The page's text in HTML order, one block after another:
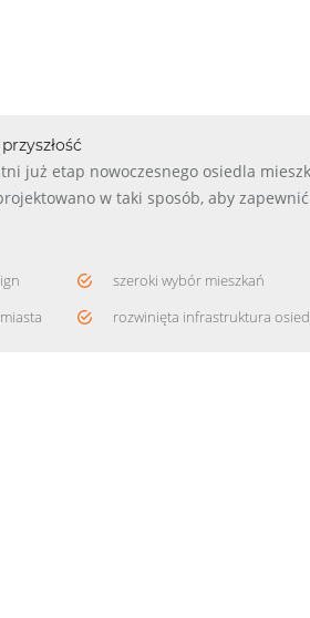
już etap nowoczesnego osiedla
w taki sposób, aby
szeroki wybór mieszkań
rozwinięta infrastruktura